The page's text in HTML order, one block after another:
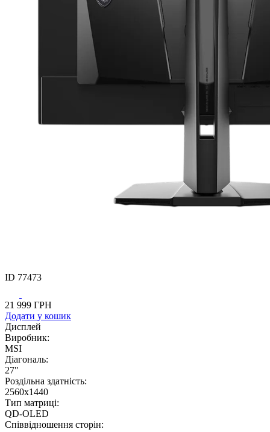
ID 77473
21 999 ГРН
Додати у кошик
Дисплей
Виробник:
MSI
Діагональ:
27"
Роздільна здатність:
2560х1440
Тип матриці:
QD-OLED
Співвідношення сторін: